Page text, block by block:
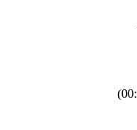
)